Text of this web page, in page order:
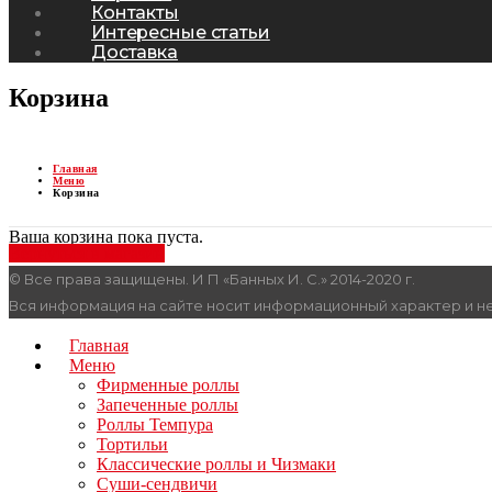
Контакты
Интересные статьи
Доставка
Корзина
Главная
Меню
Корзина
Ваша корзина пока пуста.
© Все права защищены. И П «Банных И. С.» 2014-2020 г.
Вся информация на сайте носит информационный характер и
Главная
Меню
Фирменные роллы
Запеченные роллы
Роллы Темпура
Тортильи
Классические роллы и Чизмаки
Суши-сендвичи